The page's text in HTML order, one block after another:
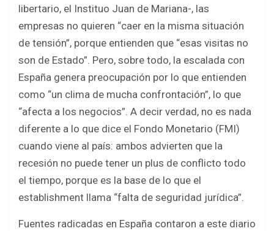
libertario, el Instituo Juan de Mariana-, las
empresas no quieren “caer en la misma situación
de tensión”, porque entienden que “esas visitas no
son de Estado”. Pero, sobre todo, la escalada con
España genera preocupación por lo que entienden
como “un clima de mucha confrontación”, lo que
“afecta a los negocios”. A decir verdad, no es nada
diferente a lo que dice el Fondo Monetario (FMI)
cuando viene al país: ambos advierten que la
recesión no puede tener un plus de conflicto todo
el tiempo, porque es la base de lo que el
establishment llama “falta de seguridad jurídica”.
Fuentes radicadas en España contaron a este diario